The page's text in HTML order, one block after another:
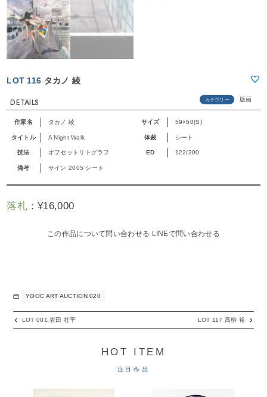
LOT 116 タカノ 綾
DETAILS カテゴリー 版画
作家名 タカノ 綾 サイズ 59×50(S)
タイトル A Night Walk 体裁 シート
技法 オフセットリトグラフ ED 122/300
備考 サイン 2005 シート
落札：¥16,000
この作品について問い合わせる LINEで問い合わせる
YOOC ART AUCTION 020
LOT 001 岩田 壮平 LOT 117 高柳 裕
HOT ITEM
注目作品